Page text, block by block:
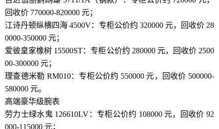
回收价 770000-820000 元；
江诗丹顿纵横四海 4500V：专柜公价约 320000 元，回收价 28
0000-350000 元；
爱彼皇家橡树 15500ST：专柜公价约 280000 元，回收价 2500
00-300000 元；
理查德米勒 RM010：专柜公价约 550000 元，回收价 500000-
580000 元。
高端豪华级腕表
劳力士绿水鬼 126610LV：专柜公价约 108000 元，回收价 92
000-115000 元；